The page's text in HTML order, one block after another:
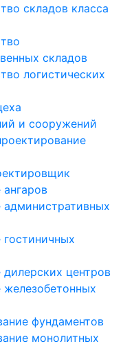
складов класса
складов
логистических
и сооружений
центров
фундаментов
монолитных